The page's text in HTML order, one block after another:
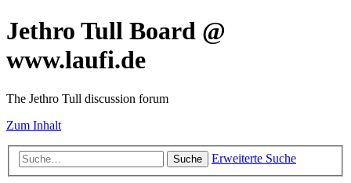
Jethro Tull Board @
www.laufi.de
The Jethro Tull discussion forum
Zum Inhalt
Suche Erweiterte Suche